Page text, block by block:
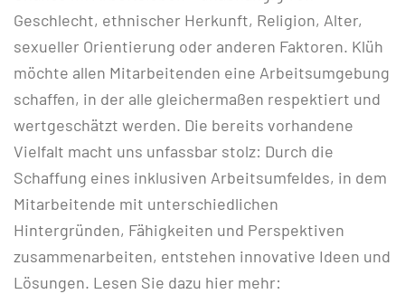
Geschlecht, ethnischer Herkunft, Religion, Alter,
sexueller Orientierung oder anderen Faktoren. Klüh
möchte allen Mitarbeitenden eine Arbeitsumgebung
schaffen, in der alle gleichermaßen respektiert und
wertgeschätzt werden. Die bereits vorhandene
Vielfalt macht uns unfassbar stolz: Durch die
Schaffung eines inklusiven Arbeitsumfeldes, in dem
Mitarbeitende mit unterschiedlichen
Hintergründen, Fähigkeiten und Perspektiven
zusammenarbeiten, entstehen innovative Ideen und
Lösungen. Lesen Sie dazu hier mehr: